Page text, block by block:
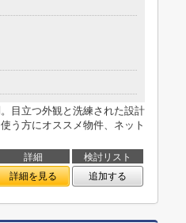
目立つ外観と洗練された設計
う方にオススメ物件、ネット
詳細
検討リスト
詳細を見る 追加する